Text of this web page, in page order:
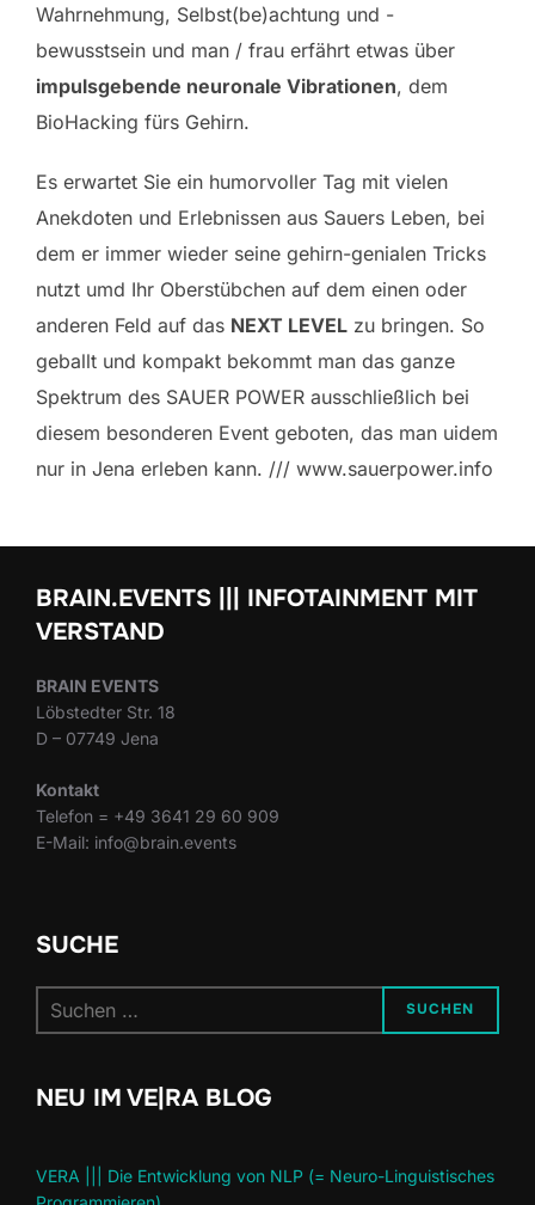
Wahrnehmung, Selbst(be)achtung und -
bewusstsein und man / frau erfährt etwas über
impulsgebende neuronale Vibrationen, dem
BioHacking fürs Gehirn.
Es erwartet Sie ein humorvoller Tag mit vielen
Anekdoten und Erlebnissen aus Sauers Leben, bei
dem er immer wieder seine gehirn-genialen Tricks
nutzt umd Ihr Oberstübchen auf dem einen oder
anderen Feld auf das NEXT LEVEL zu bringen. So
geballt und kompakt bekommt man das ganze
Spektrum des SAUER POWER ausschließlich bei
diesem besonderen Event geboten, das man uidem
nur in Jena erleben kann. /// www.sauerpower.info
BRAIN.EVENTS ||| INFOTAINMENT MIT
VERSTAND
BRAIN EVENTS
Löbstedter Str. 18
D – 07749 Jena
Kontakt
Telefon = +49 3641 29 60 909
E-Mail: info@brain.events
SUCHE
nach:
SUCHEN
NEU IM VE|RA BLOG
VERA ||| Die Entwicklung von NLP (= Neuro-Linguistisches